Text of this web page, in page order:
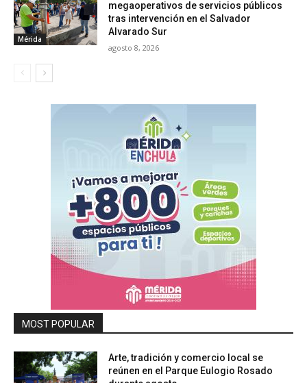
Mérida
megaoperativos de servicios públicos
tras intervención en el Salvador
Alvarado Sur
agosto 8, 2026
MOST POPULAR
Arte, tradición y comercio local se
reúnen en el Parque Eulogio Rosado